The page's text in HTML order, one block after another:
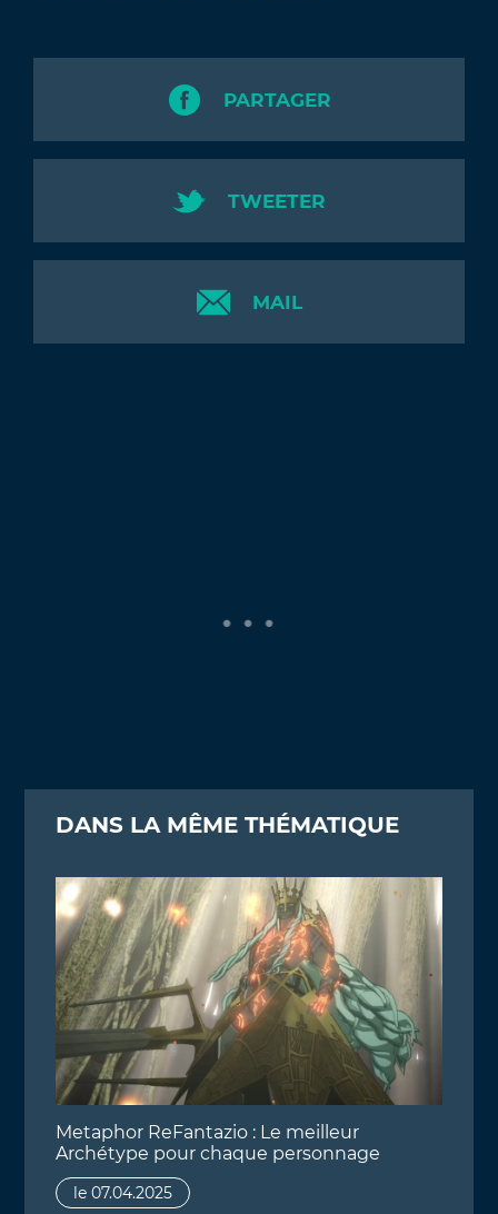
PARTAGER
TWEETER
MAIL
DANS LA MÊME THÉMATIQUE
Metaphor ReFantazio : Le meilleur
Archétype pour chaque personnage
le 07.04.2025